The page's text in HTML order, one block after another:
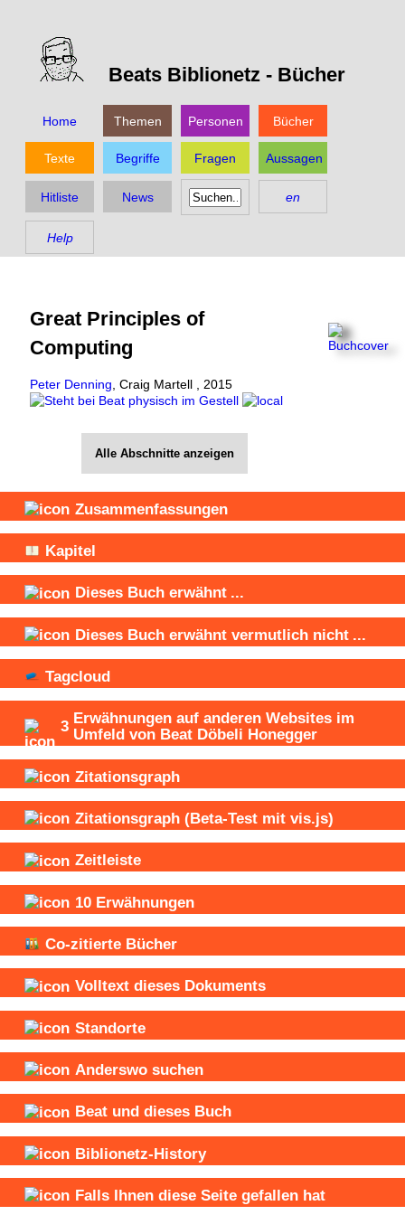
Beats Biblionetz - Bücher
Home Themen Personen Bücher
Texte Begriffe Fragen Aussagen
Hitliste News en
Help
Great Principles of
Computing
Peter Denning Craig Martell 2015
Alle Abschnitte anzeigen
Zusammenfassungen
Kapitel
Dieses Buch erwähnt ...
Dieses Buch erwähnt vermutlich nicht ...
Tagcloud
3 Erwähnungen auf anderen Websites im
Umfeld von Beat Döbeli Honegger
Zitationsgraph
Zitationsgraph (Beta-Test mit vis.js)
Zeitleiste
10 Erwähnungen
Co-zitierte Bücher
Volltext dieses Dokuments
Standorte
Anderswo suchen
Beat und dieses Buch
Biblionetz-History
Falls Ihnen diese Seite gefallen hat